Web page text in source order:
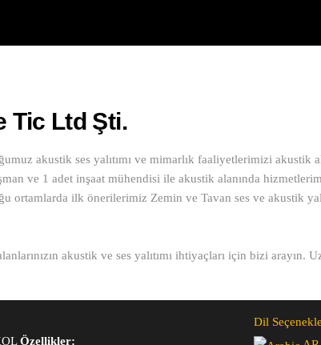
Tic Ltd Şti.
akustik ses yalıtımı ve mimarlık faaliyetlerimizi akustik
ve 1 adet inşaat mühendisi ile akustik alanında
ortamlarda ilk önerilerimiz Zemin ve Tavan ses ve akustik
akustik ve ses yalıtımı ihtiyaçları için bizi arayın.
Özellikler:
Dil